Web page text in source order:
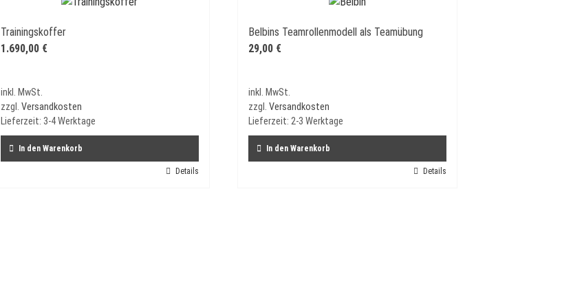
Trainingskoffer
1.690,00 €
inkl. MwSt.
zzgl. Versandkosten
Lieferzeit: 3-4 Werktage
In den Warenkorb
Details
Belbins Teamrollenmodell als Teamübung
29,00 €
inkl. MwSt.
zzgl. Versandkosten
Lieferzeit: 2-3 Werktage
In den Warenkorb
Details